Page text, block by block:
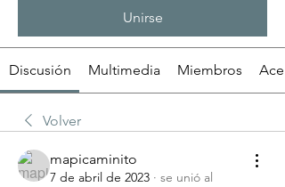
Unirse
Discusión Multimedia Miembros
Volver
mapicaminito
7 de abril de 2023 · se unió al